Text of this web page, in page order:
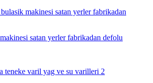
satan yerler fabrikadan defolu